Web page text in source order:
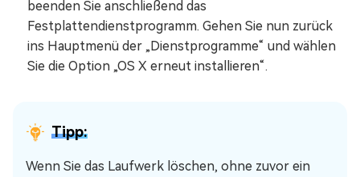
beenden Sie anschließend das
Festplattendienstprogramm. Gehen Sie nun zurück
ins Hauptmenü der „Dienstprogramme“ und wählen
Sie die Option „OS X erneut installieren“.
Tipp:
Wenn Sie das Laufwerk löschen, ohne zuvor ein